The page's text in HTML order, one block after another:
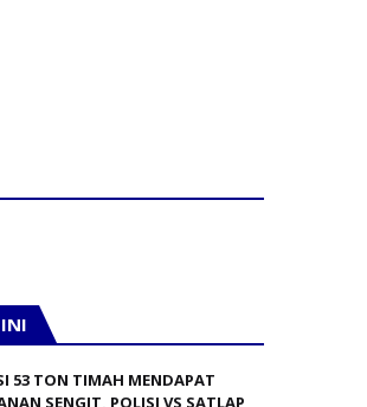
53 TON TIMAH MENDAPAT
SENGIT, POLISI VS SATLAP